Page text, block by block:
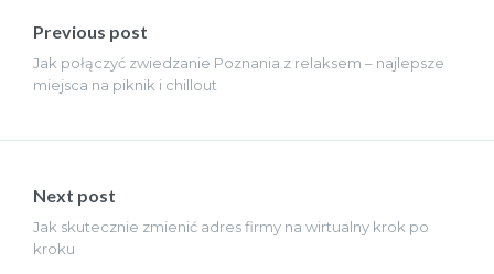
wpisu
Previous post
Jak połączyć zwiedzanie Poznania z relaksem – najlepsze
miejsca na piknik i chillout
Next post
Jak skutecznie zmienić adres firmy na wirtualny krok po
kroku